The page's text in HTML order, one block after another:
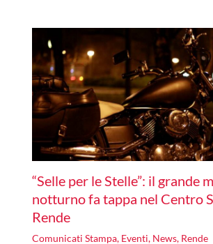
“Selle per le Stelle”: il grande
notturno fa tappa nel Centro
Rende
Comunicati Stampa, Eventi, News, Rende